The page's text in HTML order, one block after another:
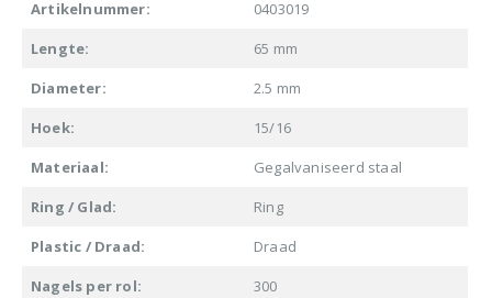
Artikelnummer:
0403019
Lengte:
65 mm
Diameter:
2.5 mm
Hoek:
15/16
Materiaal:
Gegalvaniseerd staal
Ring / Glad:
Ring
Plastic / Draad:
Draad
Nagels per rol:
300